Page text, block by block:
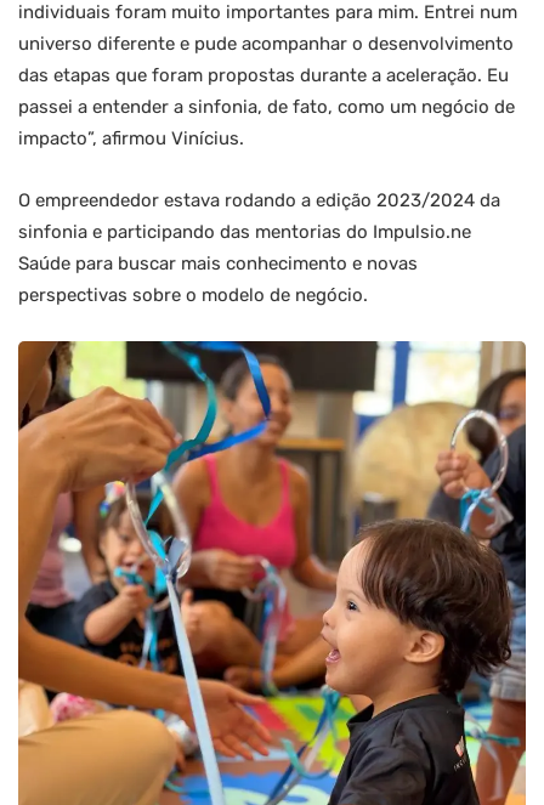
individuais foram muito importantes para mim. Entrei num
universo diferente e pude acompanhar o desenvolvimento
das etapas que foram propostas durante a aceleração. Eu
passei a entender a sinfonia, de fato, como um negócio de
impacto”, afirmou Vinícius.
O empreendedor estava rodando a edição 2023/2024 da
sinfonia e participando das mentorias do Impulsio.ne
Saúde para buscar mais conhecimento e novas
perspectivas sobre o modelo de negócio.